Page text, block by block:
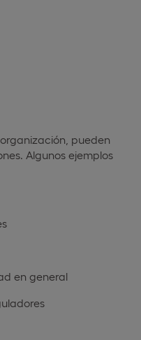
pueden
Algunos ejemplos
en general